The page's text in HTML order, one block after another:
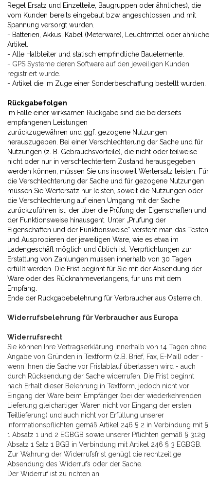
Regel Ersatz und Einzelteile, Baugruppen oder ähnliches), die
vom Kunden bereits eingebaut bzw. angeschlossen und mit
Spannung versorgt wurden.
- Batterien, Akkus, Kabel (Meterware), Leuchtmittel oder ähnliche
Artikel.
- Alle Halbleiter und statisch empfindliche Bauelemente.
- GPS Systeme deren Software auf den jeweiligen Kunden
registriert wurde.
- Artikel die im Zuge einer Sonderbeschaffung bestellt wurden.
Rückgabefolgen
Im Falle einer wirksamen Rückgabe sind die beiderseits
empfangenen Leistungen
zurückzugewähren und ggf. gezogene Nutzungen
herauszugeben. Bei einer Verschlechterung der Sache und für
Nutzungen (z. B. Gebrauchsvorteile), die nicht oder teilweise
nicht oder nur in verschlechtertem Zustand herausgegeben
werden können, müssen Sie uns insoweit Wertersatz leisten. Für
die Verschlechterung der Sache und für gezogene Nutzungen
müssen Sie Wertersatz nur leisten, soweit die Nutzungen oder
die Verschlechterung auf einen Umgang mit der Sache
zurückzuführen ist, der über die Prüfung der Eigenschaften und
der Funktionsweise hinausgeht. Unter „Prüfung der
Eigenschaften und der Funktionsweise“ versteht man das Testen
und Ausprobieren der jeweiligen Ware, wie es etwa im
Ladengeschäft möglich und üblich ist. Verpflichtungen zur
Erstattung von Zahlungen müssen innerhalb von 30 Tagen
erfüllt werden. Die Frist beginnt für Sie mit der Absendung der
Ware oder des Rücknahmeverlangens, für uns mit dem
Empfang.
Ende der Rückgabebelehrung für Verbraucher aus Österreich.
Widerrufsbelehrung für Verbraucher aus Europa
Widerrufsrecht
Sie können Ihre Vertragserklärung innerhalb von 14 Tagen ohne
Angabe von Gründen in Textform (z.B. Brief, Fax, E-Mail) oder -
wenn Ihnen die Sache vor Fristablauf überlassen wird - auch
durch Rücksendung der Sache widerrufen. Die Frist beginnt
nach Erhalt dieser Belehrung in Textform, jedoch nicht vor
Eingang der Ware beim Empfänger (bei der wiederkehrenden
Lieferung gleichartiger Waren nicht vor Eingang der ersten
Teillieferung) und auch nicht vor Erfüllung unserer
Informationspflichten gemäß Artikel 246 § 2 in Verbindung mit §
1 Absatz 1 und 2 EGBGB sowie unserer Pflichten gemäß § 312g
Absatz 1 Satz 1 BGB in Verbindung mit Artikel 246 § 3 EGBGB.
Zur Wahrung der Widerrufsfrist genügt die rechtzeitige
Absendung des Widerrufs oder der Sache.
Der Widerruf ist zu richten an: